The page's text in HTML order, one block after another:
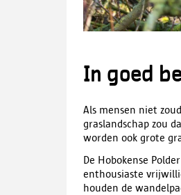
In goed
Als mensen niet
graslandschap zou
worden ook grote
De Hobokense
enthousiaste
houden de